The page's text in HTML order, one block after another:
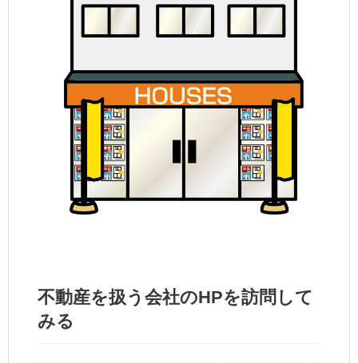
不動産を扱う会社のHPを訪問して
みる